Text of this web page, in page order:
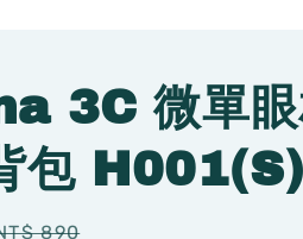
3C 微單眼
包 H001(S)
890